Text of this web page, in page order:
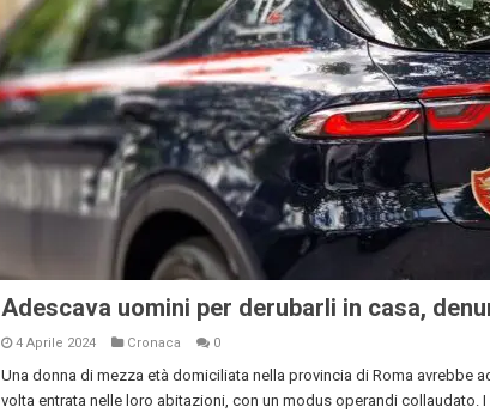
Adescava uomini per derubarli in casa,
4 Aprile 2024 Cronaca 0
Una donna di mezza età domiciliata nella provincia di Roma avrebbe
volta entrata nelle loro abitazioni, con un modus operandi collaudato. I